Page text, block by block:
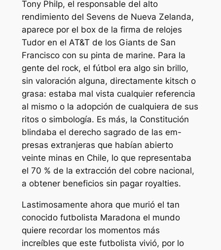
Tony Philp, el responsable del alto
rendimiento del Sevens de Nueva Zelanda,
aparece por el box de la firma de relojes
Tudor en el AT&T de los Giants de San
Francisco con su pinta de marine. Para la
gente del rock, el fútbol era algo sin brillo,
sin valoración alguna, directamente kitsch o
grasa: estaba mal vista cualquier referencia
al mismo o la adopción de cualquiera de sus
ritos o simbología. Es más, la Constitución
blindaba el derecho sagrado de las em-
presas extranjeras que habían abierto
veinte minas en Chile, lo que representaba
el 70 % de la extracción del cobre nacional,
a obtener beneficios sin pagar royalties.
Lastimosamente ahora que murió el tan
conocido futbolista Maradona el mundo
quiere recordar los momentos más
increíbles que este futbolista vivió, por lo